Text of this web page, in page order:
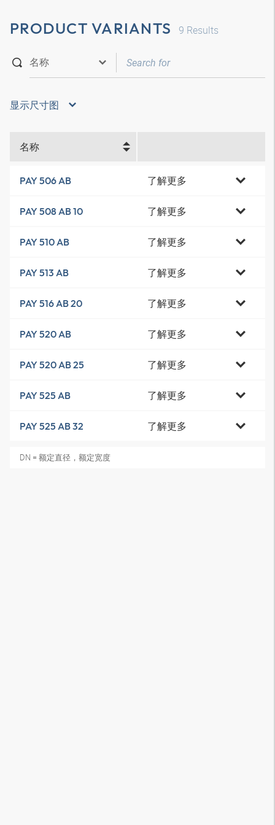
PRODUCT VARIANTS 9 Results
显示尺寸图
名称
PAY 506 AB 了解更多
PAY 508 AB 10 了解更多
PAY 510 AB 了解更多
PAY 513 AB 了解更多
PAY 516 AB 20 了解更多
PAY 520 AB 了解更多
PAY 520 AB 25 了解更多
PAY 525 AB 了解更多
PAY 525 AB 32 了解更多
DN = 额定直径，额定宽度